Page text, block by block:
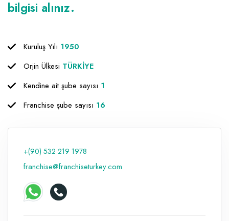
Reklam - Tanıtım - PR ve İnternet
Seyahat - Rent A Car
Tabela - Dijital Baskı
bilgisi alınız.
Kuruluş Yılı 1950
Orjin Ülkesi TÜRKİYE
Kendine ait şube sayısı 1
Franchise şube sayısı 16
+(90) 532 219 1978
franchise@franchiseturkey.com